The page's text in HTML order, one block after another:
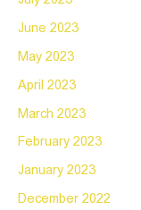
June 2023
May 2023
April 2023
March 2023
February 2023
January 2023
December 2022